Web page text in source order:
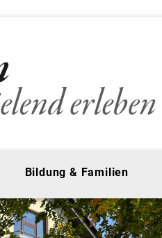
Bildung & Familien